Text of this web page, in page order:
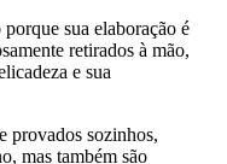
sua elaboração é
retirados à mão,
e sua
provados sozinhos,
mas também são